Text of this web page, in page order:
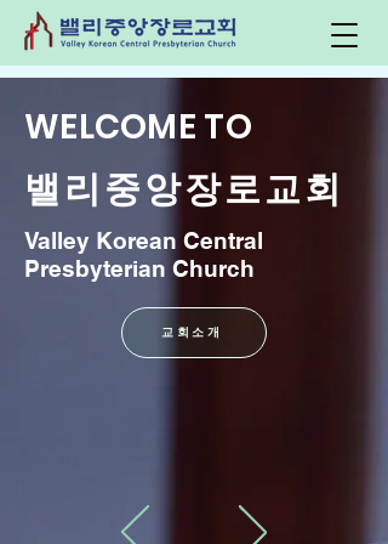
WELCOME TO
​밸리중앙장로교회
Valley Korean Central
Presbyterian Church
교회소개